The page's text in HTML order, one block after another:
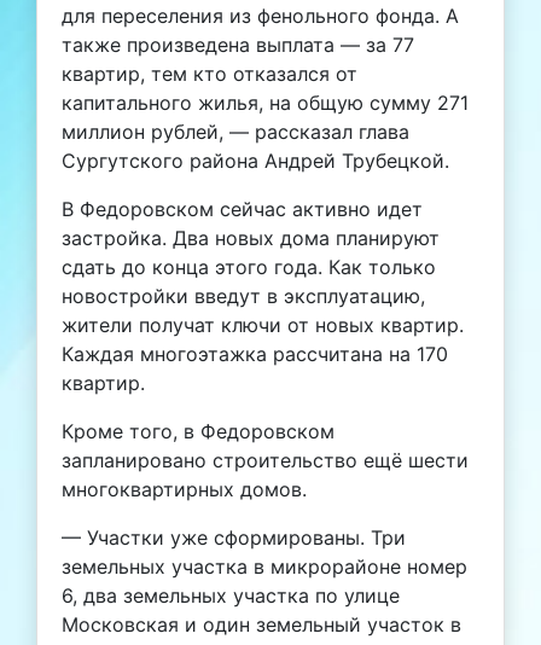
для переселения из фенольного фонда. А
также произведена выплата — за 77
квартир, тем кто отказался от
капитального жилья, на общую сумму 271
миллион рублей, — рассказал глава
Сургутского района Андрей Трубецкой.
В Федоровском сейчас активно идет
застройка. Два новых дома планируют
сдать до конца этого года. Как только
новостройки введут в эксплуатацию,
жители получат ключи от новых квартир.
Каждая многоэтажка рассчитана на 170
квартир.
Кроме того, в Федоровском
запланировано строительство ещё шести
многоквартирных домов.
— Участки уже сформированы. Три
земельных участка в микрорайоне номер
6, два земельных участка по улице
Московская и один земельный участок в